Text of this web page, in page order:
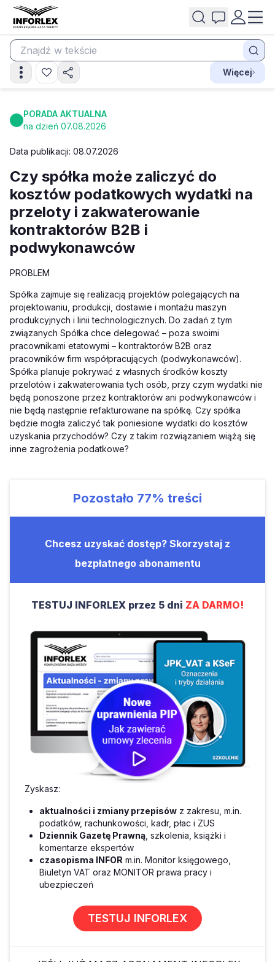
Więcej
PORADA AKTUALNA
na dzień 07.08.2026
Data publikacji: 08.07.2026
Czy spółka może zaliczyć do
kosztów podatkowych wydatki na
przeloty i zakwaterowanie
kontraktorów B2B i
podwykonawców
PROBLEM
Spółka zajmuje się realizacją projektów polegających na
projektowaniu, produkcji, dostawie i montażu maszyn
produkcyjnych i linii technologicznych. Do zadań z tym
związanych Spółka chce delegować – poza swoimi
pracownikami etatowymi – kontraktorów B2B oraz
pracowników firm współpracujących (podwykonawców).
Spółka planuje pokrywać z własnych środków koszty
przelotów i zakwaterowania tych osób, przy czym wydatki nie
będą ponoszone przez kontraktorów ani podwykonawców i
nie będą następnie refakturowane na spółkę. Czy spółka
będzie mogła zaliczyć tak poniesione wydatki do kosztów
uzyskania przychodów? Czy z takim rozwiązaniem wiążą się
inne zagrożenia podatkowe?
Pozostało 77% treści
Chcesz uzyskać dostęp? Skorzystaj z
bezpłatnego abonamentu
TESTUJ INFORLEX przez 5 dni ZA DARMO!
Zyskasz:
aktualności i zmiany przepisów z zakresu, m.in.
podatków, rachunkowości, kadr, płac i ZUS
Dziennik Gazetę Prawną , szkolenia, książki i
komentarze ekspertów
czasopisma INFOR m.in. Monitor księgowego,
Biuletyn VAT oraz MONITOR prawa pracy i
ubezpieczeń
TESTUJ INFORLEX